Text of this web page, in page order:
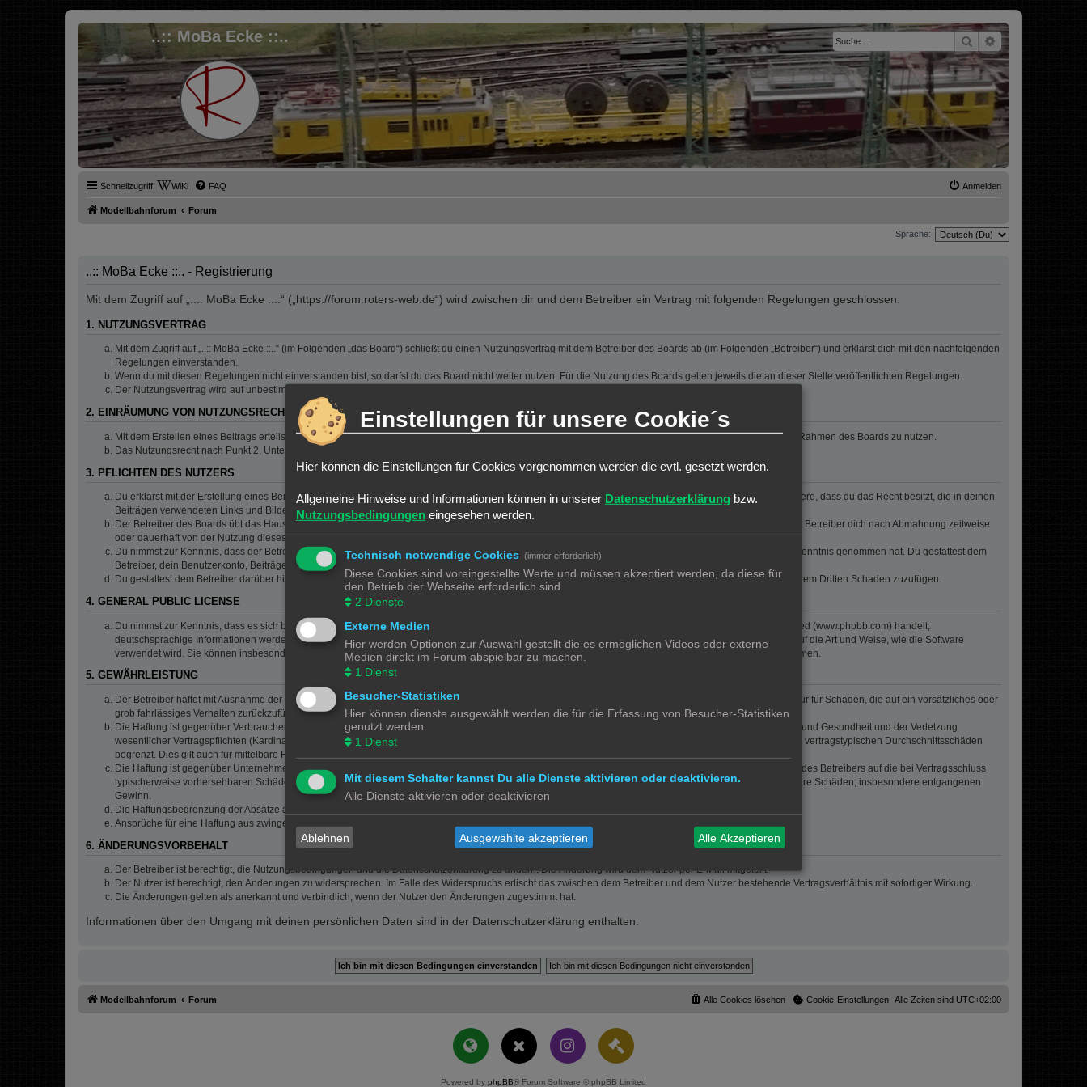
..:: MoBa Ecke ::.. SucheErweiterte Suche
Schnellzugriff WiKi FAQ Anmelden
Modellbahnforum Forum
Sprache:
..:: MoBa Ecke ::.. - Registrierung
Mit dem Zugriff auf „..:: MoBa Ecke ::..“ („https://forum.roters-web.de“) wird zwischen dir und dem Betreiber ein Vertrag mit folgenden Regelungen geschlossen:
1. NUTZUNGSVERTRAG
Mit dem Zugriff auf „..:: MoBa Ecke ::..“ (im Folgenden „das Board“) schließt du einen Nutzungsvertrag mit dem Betreiber des Boards ab (im Folgenden „Betreiber“) und erklärst dich mit den nachfolgenden
Regelungen einverstanden.
Wenn du mit diesen Regelungen nicht einverstanden bist, so darfst du das Board nicht weiter nutzen. Für die Nutzung des Boards gelten jeweils die an dieser Stelle veröffentlichten Regelungen.
Der Nutzungsvertrag wird auf unbestimmte Zeit geschlossen und kann von beiden Seiten ohne Einhaltung einer Frist jederzeit gekündigt werden.
2. EINRÄUMUNG VON NUTZUNGSRECHTEN
Mit dem Erstellen eines Beitrags erteilst du dem Betreiber ein einfaches, zeitlich und räumlich unbeschränktes und unentgeltliches Recht, deinen Beitrag im Rahmen des Boards zu nutzen.
Das Nutzungsrecht nach Punkt 2, Unterpunkt a bleibt auch nach Kündigung des Nutzungsvertrages bestehen.
3. PFLICHTEN DES NUTZERS
Du erklärst mit der Erstellung eines Beitrags, dass er keine Inhalte enthält, die gegen geltendes Recht oder die guten Sitten verstoßen. Du erklärst insbesondere, dass du das Recht besitzt, die in deinen
Beiträgen verwendeten Links und Bilder zu setzen bzw. zu verwenden.
Der Betreiber des Boards übt das Hausrecht aus. Bei Verstößen gegen diese Nutzungsbedingungen oder anderer im Board veröffentlichten Regeln kann der Betreiber dich nach Abmahnung zeitweise
oder dauerhaft von der Nutzung dieses Boards ausschließen und dir ein Hausverbot erteilen.
Du nimmst zur Kenntnis, dass der Betreiber keine Verantwortung für die Inhalte von Beiträgen übernimmt, die er nicht selbst erstellt hat oder die er nicht zur Kenntnis genommen hat. Du gestattest dem
Betreiber, dein Benutzerkonto, Beiträge und Funktionen jederzeit zu löschen oder zu sperren.
Du gestattest dem Betreiber darüber hinaus, deine Beiträge abzuändern, sofern sie gegen o. g. Regeln verstoßen oder geeignet sind, dem Betreiber oder einem Dritten Schaden zuzufügen.
4. GENERAL PUBLIC LICENSE
Du nimmst zur Kenntnis, dass es sich bei phpBB um eine unter der „GNU General Public License v2
“ (GPL) bereitgestellten Foren-Software von phpBB Limited (www.phpbb.com) handelt;
deutschsprachige Informationen werden durch die deutschsprachige Community unter www.phpbb.de zur Verfügung gestellt. Beide haben keinen Einfluss auf die Art und Weise, wie die Software
verwendet wird. Sie können insbesondere die Verwendung der Software für bestimmte Zwecke nicht untersagen oder auf Inhalte fremder Foren Einfluss nehmen.
5. GEWÄHRLEISTUNG
Der Betreiber haftet mit Ausnahme der Verletzung von Leben, Körper und Gesundheit und der Verletzung wesentlicher Vertragspflichten (Kardinalpflichten) nur für Schäden, die auf ein vorsätzliches oder
grob fahrlässiges Verhalten zurückzuführen sind. Dies gilt auch für mittelbare Folgeschäden wie insbesondere entgangenen Gewinn.
Die Haftung ist gegenüber Verbrauchern außer bei vorsätzlichem oder grob fahrlässigem Verhalten oder bei Schäden aus der Verletzung von Leben, Körper und Gesundheit und der Verletzung
wesentlicher Vertragspflichten (Kardinalpflichten) auf die bei Vertragsschluss typischerweise vorhersehbaren Schäden und im übrigen der Höhe nach auf die vertragstypischen Durchschnittsschäden
begrenzt. Dies gilt auch für mittelbare Folgeschäden wie insbesondere entgangenen Gewinn.
Die Haftung ist gegenüber Unternehmern außer bei der Verletzung von Leben, Körper und Gesundheit oder vorsätzlichem oder grob fahrlässigem Verhalten des Betreibers auf die bei Vertragsschluss
typischerweise vorhersehbaren Schäden und im Übrigen der Höhe nach auf die vertragstypischen Durchschnittsschäden begrenzt. Dies gilt auch für mittelbare Schäden, insbesondere entgangenen
Gewinn.
Die Haftungsbegrenzung der Absätze a bis c gilt sinngemäß auch zugunsten der Mitarbeiter und Erfüllungsgehilfen des Betreibers.
Ansprüche für eine Haftung aus zwingendem nationalem Recht bleiben unberührt.
6. ÄNDERUNGSVORBEHALT
Der Betreiber ist berechtigt, die Nutzungsbedingungen und die Datenschutzerklärung zu ändern. Die Änderung wird dem Nutzer per E-Mail mitgeteilt.
Der Nutzer ist berechtigt, den Änderungen zu widersprechen. Im Falle des Widerspruchs erlischt das zwischen dem Betreiber und dem Nutzer bestehende Vertragsverhältnis mit sofortiger Wirkung.
Die Änderungen gelten als anerkannt und verbindlich, wenn der Nutzer den Änderungen zugestimmt hat.
Informationen über den Umgang mit deinen persönlichen Daten sind in der Datenschutzerklärung enthalten.
Modellbahnforum Forum Alle Zeiten sind UTC+02:00
Cookie-Einstellungen
Alle Cookies löschen
Powered by phpBB® Forum Software © phpBB Limited
Einstellungen für unsere Cookie´s
Hier können die Einstellungen für Cookies vorgenommen werden die evtl. gesetzt werden.
Allgemeine Hinweise und Informationen können in unserer Datenschutzerklärung bzw.
Nutzungsbedingungen eingesehen werden.
Technisch notwendige Cookies (immer erforderlich)
Diese Cookies sind voreingestellte Werte und müssen akzeptiert werden, da diese für
den Betrieb der Webseite erforderlich sind.
2 Dienste
Externe Medien
Hier werden Optionen zur Auswahl gestellt die es ermöglichen Videos oder externe
Medien direkt im Forum abspielbar zu machen.
1 Dienst
Besucher-Statistiken
Hier können dienste ausgewählt werden die für die Erfassung von Besucher-Statistiken
genutzt werden.
1 Dienst
Mit diesem Schalter kannst Du alle Dienste aktivieren oder deaktivieren.
Alle Dienste aktivieren oder deaktivieren
Ablehnen Ausgewählte akzeptieren Alle Akzeptieren